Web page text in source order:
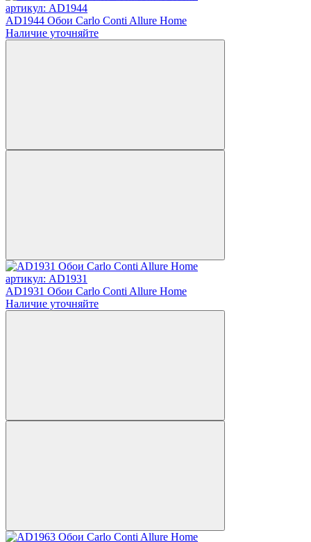
артикул: AD1944
AD1944 Обои Carlo Conti Allure Home
Наличие уточняйте
артикул: AD1931
AD1931 Обои Carlo Conti Allure Home
Наличие уточняйте